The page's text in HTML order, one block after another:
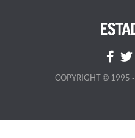
COPYRIGHT © 1995